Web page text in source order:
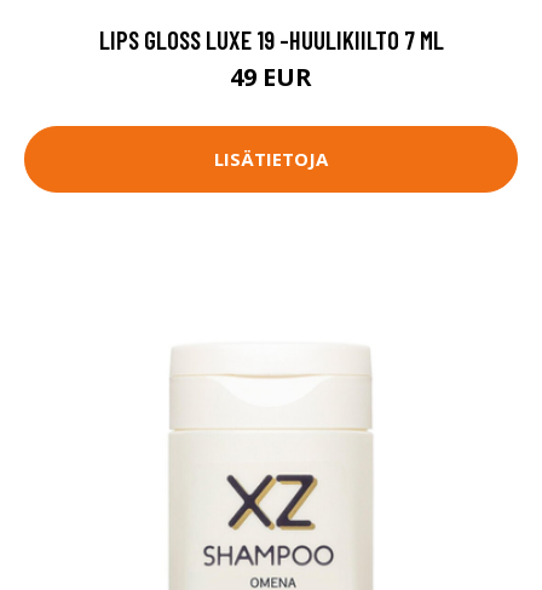
LIPS GLOSS LUXE 19 -HUULIKIILTO 7 ML
49 EUR
LISÄTIETOJA